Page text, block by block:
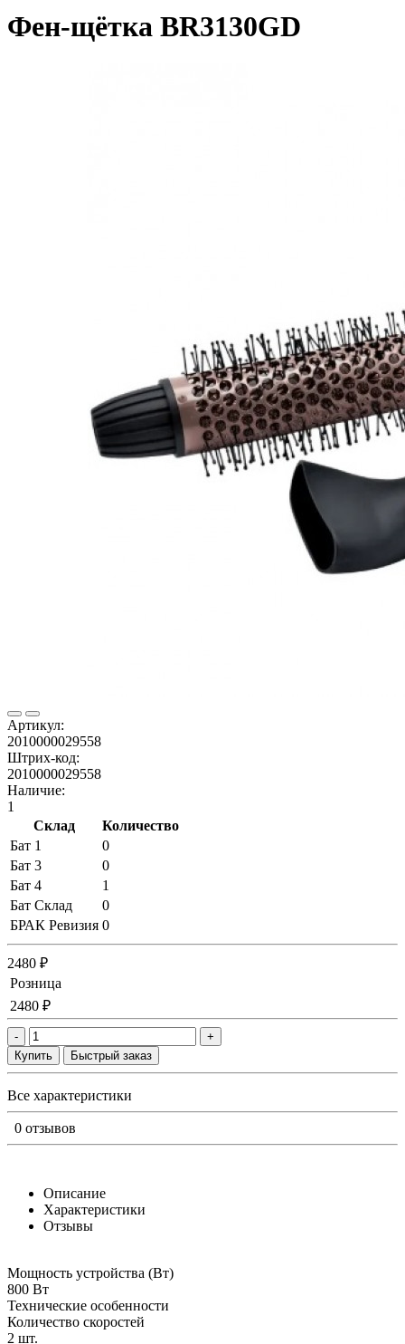
Фен-щётка BR3130GD
Артикул:
2010000029558
Штрих-код:
2010000029558
Наличие:
1
Склад
Количество
Бат 1
0
Бат 3
0
Бат 4
1
Бат Склад
0
БРАК Ревизия 0
2480 ₽
Розница
2480 ₽
-
+
Купить
Быстрый заказ
Все характеристики
0 отзывов
Описание
Характеристики
Отзывы
Мощность устройства (Вт)
800 Вт
Технические особенности
Количество скоростей
2 шт.